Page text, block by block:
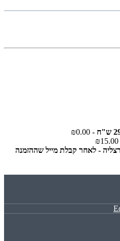
- ₪0.00
עצמי ( החושלים 3 הרצליה - לאחר קבלת מייל שההזמנה